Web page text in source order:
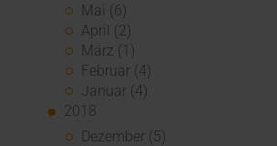
Mai (6)
April (2)
März (1)
Februar (4)
Januar (4)
2018
Dezember (5)